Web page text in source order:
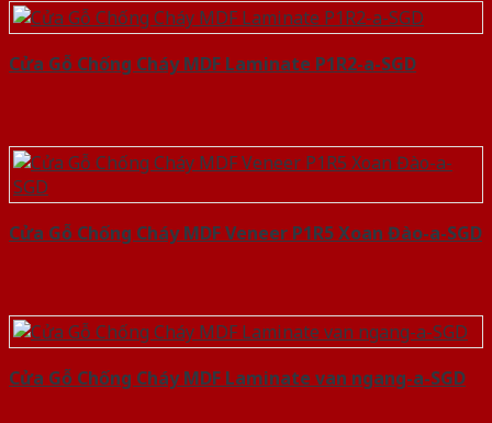
Cửa Gỗ Chống Cháy MDF Laminate P1R2-a-SGD
Cửa Gỗ Chống Cháy MDF Veneer P1R5 Xoan Đào-a-SGD
Cửa Gỗ Chống Cháy MDF Laminate van ngang-a-SGD